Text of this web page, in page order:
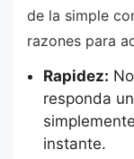
de la simple
razones para
Rapidez:
responda
instante.